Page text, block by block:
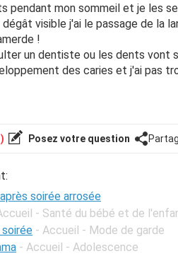
pendant mon sommeil et je les
dégât visible j'ai le passage de la
!
un dentiste ou les dents vont
des caries et j'ai pas
Posez votre question
soirée arrosée
- Santé du bébé et de
- Accueil - Mode de garde
- Accueil - Adolescence